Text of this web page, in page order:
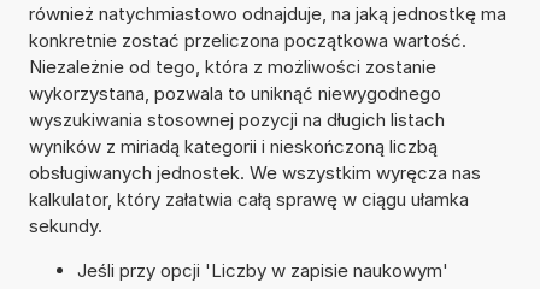
również natychmiastowo odnajduje, na jaką jednostkę ma
konkretnie zostać przeliczona początkowa wartość.
Niezależnie od tego, która z możliwości zostanie
wykorzystana, pozwala to uniknąć niewygodnego
wyszukiwania stosownej pozycji na długich listach
wyników z miriadą kategorii i nieskończoną liczbą
obsługiwanych jednostek. We wszystkim wyręcza nas
kalkulator, który załatwia całą sprawę w ciągu ułamka
sekundy.
Jeśli przy opcji 'Liczby w zapisie naukowym'